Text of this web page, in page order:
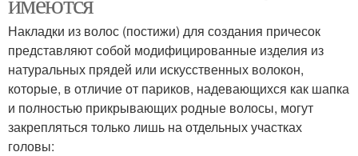
Накладки из волос (постижи) для создания причесок
представляют собой модифицированные изделия из
натуральных прядей или искусственных волокон,
которые, в отличие от париков, надевающихся как шапка
и полностью прикрывающих родные волосы, могут
закрепляться только лишь на отдельных участках
головы: